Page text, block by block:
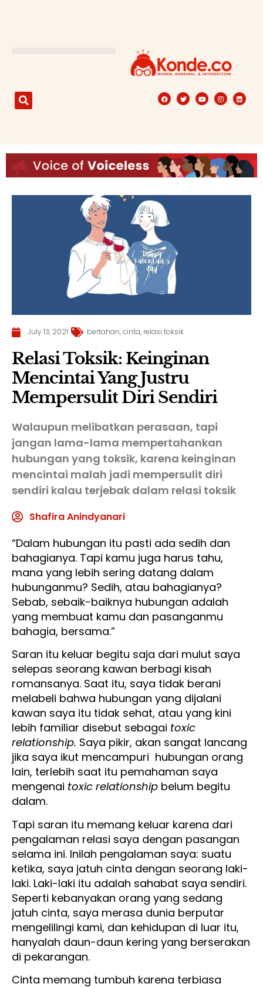
July 13, 2021 bertahan,cinta, relasi toksik
Relasi Toksik: Keinginan
Mencintai Yang Justru
Mempersulit Diri Sendiri
Walaupun melibatkan perasaan, tapi
jangan lama-lama mempertahankan
hubungan yang toksik, karena keinginan
mencintai malah jadi mempersulit diri
sendiri kalau terjebak dalam relasi toksik
Shafira Anindyanari
“Dalam hubungan itu pasti ada sedih dan
bahagianya. Tapi kamu juga harus tahu,
mana yang lebih sering datang dalam
hubunganmu? Sedih, atau bahagianya?
Sebab, sebaik-baiknya hubungan adalah
yang membuat kamu dan pasanganmu
bahagia, bersama.”
Saran itu keluar begitu saja dari mulut saya
selepas seorang kawan berbagi kisah
romansanya. Saat itu, saya tidak berani
melabeli bahwa hubungan yang dijalani
kawan saya itu tidak sehat, atau yang kini
lebih familiar disebut sebagai toxic
relationship. Saya pikir, akan sangat lancang
jika saya ikut mencampuri hubungan orang
lain, terlebih saat itu pemahaman saya
mengenai toxic relationship belum begitu
dalam.
Tapi saran itu memang keluar karena dari
pengalaman relasi saya dengan pasangan
selama ini. Inilah pengalaman saya: suatu
ketika, saya jatuh cinta dengan seorang laki-
laki. Laki-laki itu adalah sahabat saya sendiri.
Seperti kebanyakan orang yang sedang
jatuh cinta, saya merasa dunia berputar
mengelilingi kami, dan kehidupan di luar itu,
hanyalah daun-daun kering yang berserakan
di pekarangan.
Cinta memang tumbuh karena terbiasa